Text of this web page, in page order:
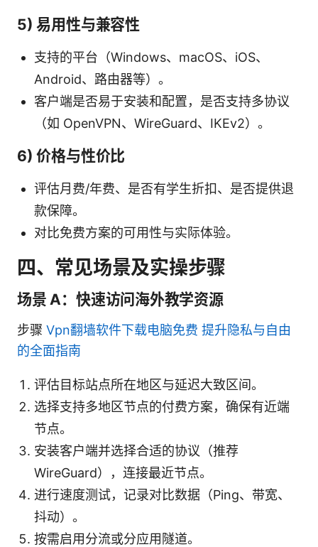
5) 易用性与兼容性
支持的平台（Windows、macOS、iOS、
Android、路由器等）。
客户端是否易于安装和配置，是否支持多协议
（如 OpenVPN、WireGuard、IKEv2）。
6) 价格与性价比
评估月费/年费、是否有学生折扣、是否提供退
款保障。
对比免费方案的可用性与实际体验。
四、常见场景及实操步骤
场景 A：快速访问海外教学资源
步骤 Vpn翻墙软件下载电脑免费 提升隐私与自由
的全面指南
评估目标站点所在地区与延迟大致区间。
选择支持多地区节点的付费方案，确保有近端
节点。
安装客户端并选择合适的协议（推荐
WireGuard），连接最近节点。
进行速度测试，记录对比数据（Ping、带宽、
抖动）。
按需启用分流或分应用隧道。